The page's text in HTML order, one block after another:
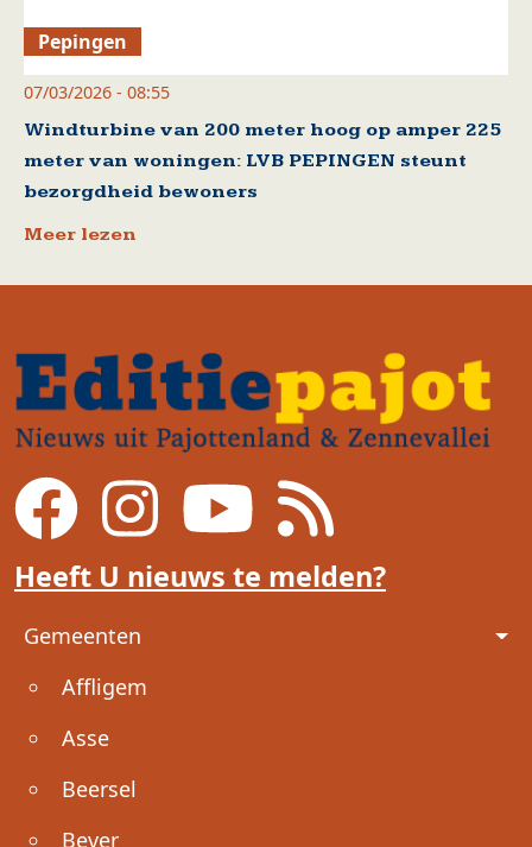
Pepingen
07/03/2026 - 08:55
Windturbine van 200 meter hoog op amper 225
meter van woningen: LVB PEPINGEN steunt
bezorgdheid bewoners
Meer lezen
Heeft U nieuws te melden?
Voet
Gemeenten
Affligem
Asse
Beersel
Bever